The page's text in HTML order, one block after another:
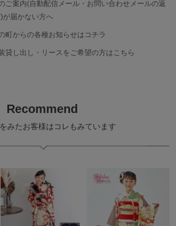
ご案内(自動配信メール・お問い合わせメールの返
が届かない方へ
町からの各種お知らせはコチラ
貸し出し・リースをご希望の方はこちら
Recommend
みたお客様はコレもみています